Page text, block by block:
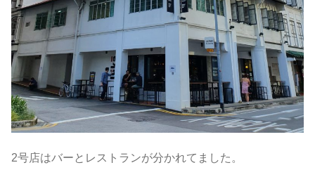
2号店はバーとレストランが分かれてました。